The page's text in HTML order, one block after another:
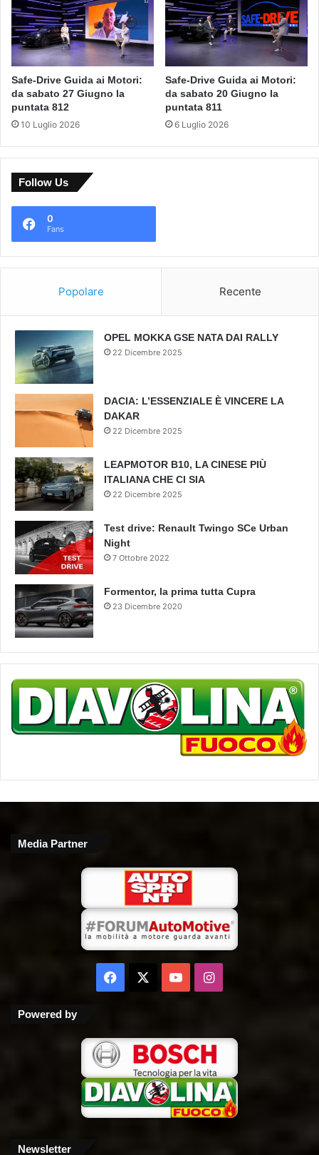
Safe-Drive Guida ai Motori:
da sabato 27 Giugno la
puntata 812
10 Luglio 2026
Safe-Drive Guida ai Motori:
da sabato 20 Giugno la
puntata 811
6 Luglio 2026
Follow Us
0
Fans
Popolare Recente
OPEL MOKKA GSE NATA DAI RALLY
22 Dicembre 2025
DACIA: L’ESSENZIALE È VINCERE LA
DAKAR
22 Dicembre 2025
LEAPMOTOR B10, LA CINESE PIÙ
ITALIANA CHE CI SIA
22 Dicembre 2025
Test drive: Renault Twingo SCe Urban
Night
7 Ottobre 2022
Formentor, la prima tutta Cupra
23 Dicembre 2020
Media Partner
Facebook
You Instagram
Powered by
Newsletter